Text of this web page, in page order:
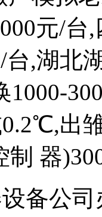
元/
台,湖北
1000-
出
器
备公